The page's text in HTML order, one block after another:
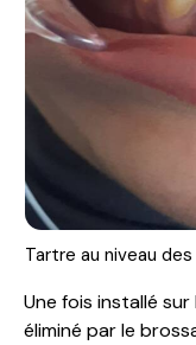
Tartre au niveau
Une fois installé
éliminé par le